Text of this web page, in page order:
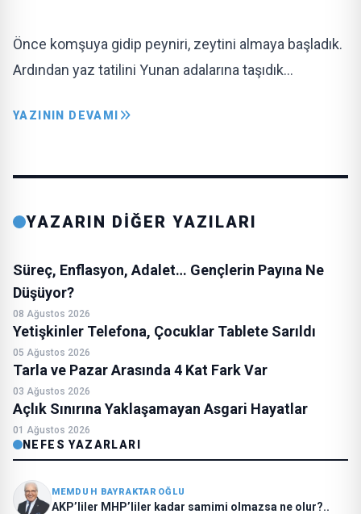
Önce komşuya gidip peyniri, zeytini almaya başladık.
Ardından yaz tatilini Yunan adalarına taşıdık…
YAZININ DEVAMI
YAZARIN DİĞER YAZILARI
Süreç, Enflasyon, Adalet… Gençlerin Payına Ne
Düşüyor?
08 Ağustos 2026
Yetişkinler Telefona, Çocuklar Tablete Sarıldı
05 Ağustos 2026
Tarla ve Pazar Arasında 4 Kat Fark Var
03 Ağustos 2026
Açlık Sınırına Yaklaşamayan Asgari Hayatlar
01 Ağustos 2026
NEFES YAZARLARI
MEMDUH BAYRAKTAROĞLU
AKP’liler MHP’liler kadar samimi olmazsa ne olur?..